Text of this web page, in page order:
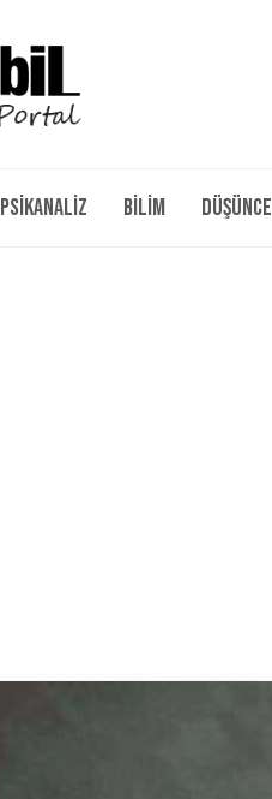
Psikanaliz Bilim Düşünce